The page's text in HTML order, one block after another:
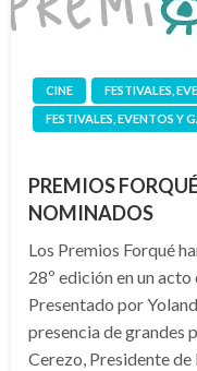
CINE
FESTIVALES,
FESTIVALES, EVENTOS Y
PREMIOS
NOMINADOS
Los Premios Forqué
28º edición en un
Presentado por
presencia de grandes
Cerezo, Presidente